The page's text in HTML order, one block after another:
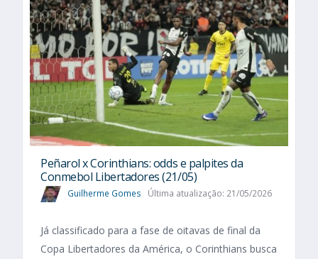
Peñarol x Corinthians: odds e palpites da
Conmebol Libertadores (21/05)
Guilherme Gomes Última atualização: 21/05/2026
Já classificado para a fase de oitavas de final da
Copa Libertadores da América, o Corinthians busca